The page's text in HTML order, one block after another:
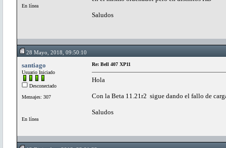
En línea
Saludos
28 Mayo, 2018, 09:50:10
santiago
Usuario Iniciado
Desconectado
Mensajes: 307
En línea
Re: Bell 407 XP11
Hola
Con la Beta 11.21r2 sigue dando el fallo de
Saludos